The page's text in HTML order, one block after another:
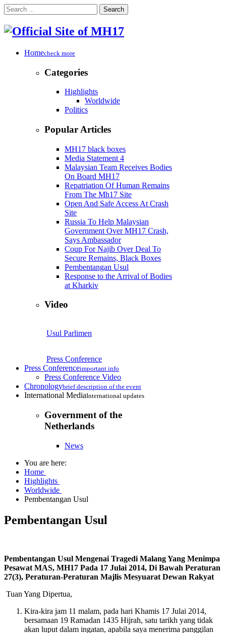
Search
Homecheck more
Categories
Highlights
Worldwide
Politics
Popular Articles
MH17 black boxes
Media Statement 4
Malaysian Team Receives Bodies
On Board MH17
Repatriation Of Human Remains
From The Mh17 Site
Open And Safe Access At Crash
Site
Russia To Help Malaysian
Government Over MH17 Crash,
Says Ambassador
Coup For Najib Over Deal To
Secure Remains, Black Boxes
Pembentangan Usul
Response to the Arrival of Bodies
at Kharkiv
Video
Usul Parlimen
Press Conference
Press Conferenceimportant info
Press Conference Video
Chronologybrief description of the event
International MediaInternational updates
Government of the
Netherlands
News
You are here:
Home
Highlights
Worldwide
Pembentangan Usul
Pembentangan Usul
Pembentangan Usul Mengenai Tragedi Malang Yang Menimpa
Pesawat MAS, MH17 Pada 17 Julai 2014, Di Bawah Peraturan
27(3), Peraturan-Peraturan Majlis Mesyuarat Dewan Rakyat
Tuan Yang Dipertua,
Kira-kira jam 11 malam, pada hari Khamis 17 Julai 2014,
bersamaan 19 Ramadan 1435 Hijrah, satu tarikh yang tidak
akan luput dalam ingatan, apabila saya menerima panggilan